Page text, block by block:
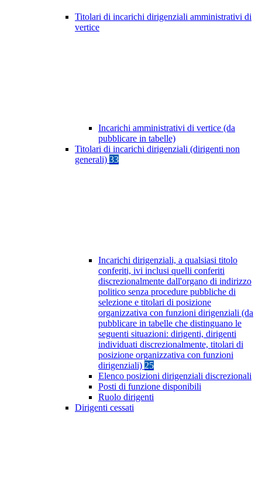
Titolari di incarichi dirigenziali amministrativi di
vertice
Incarichi amministrativi di vertice (da
pubblicare in tabelle)
Titolari di incarichi dirigenziali (dirigenti non
generali) 33
Incarichi dirigenziali, a qualsiasi titolo
conferiti, ivi inclusi quelli conferiti
discrezionalmente dall'organo di indirizzo
politico senza procedure pubbliche di
selezione e titolari di posizione
organizzativa con funzioni dirigenziali (da
pubblicare in tabelle che distinguano le
seguenti situazioni: dirigenti, dirigenti
individuati discrezionalmente, titolari di
posizione organizzativa con funzioni
dirigenziali) 25
Elenco posizioni dirigenziali discrezionali
Posti di funzione disponibili
Ruolo dirigenti
Dirigenti cessati